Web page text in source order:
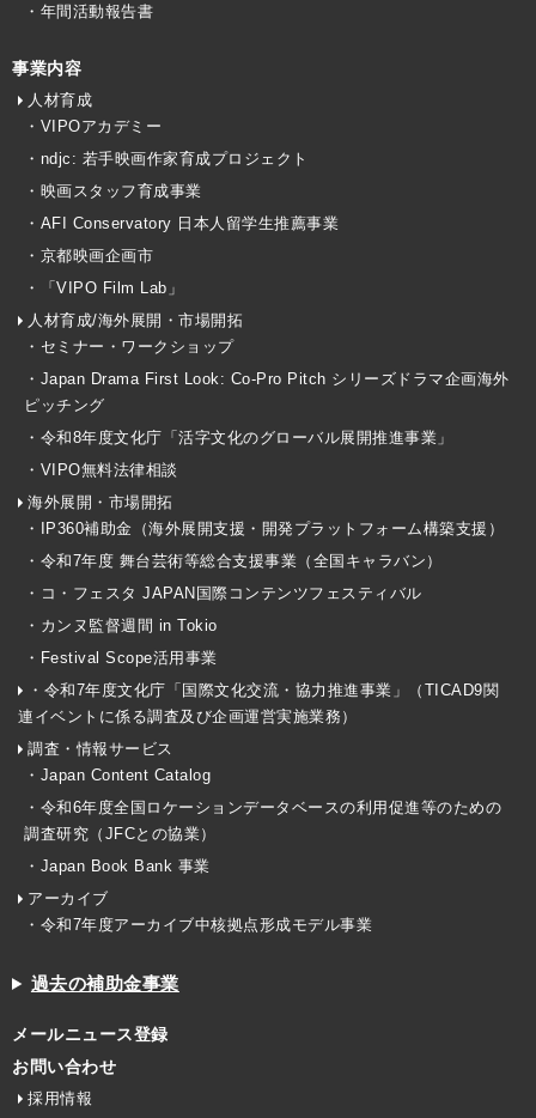
・年間活動報告書
事業内容
人材育成
・VIPOアカデミー
・ndjc: 若手映画作家育成プロジェクト
・映画スタッフ育成事業
・AFI Conservatory 日本人留学生推薦事業
・京都映画企画市
・「VIPO Film Lab」
人材育成/海外展開・市場開拓
・セミナー・ワークショップ
・Japan Drama First Look: Co-Pro Pitch シリーズドラマ企画海外
ピッチング
・令和8年度文化庁「活字文化のグローバル展開推進事業」
・VIPO無料法律相談
海外展開・市場開拓
・IP360補助金（海外展開支援・開発プラットフォーム構築支援）
・令和7年度 舞台芸術等総合支援事業（全国キャラバン）
・コ・フェスタ JAPAN国際コンテンツフェスティバル
・カンヌ監督週間 in Tokio
・Festival Scope活用事業
・令和7年度文化庁「国際文化交流・協力推進事業」（TICAD9関
連イベントに係る調査及び企画運営実施業務）
調査・情報サービス
・Japan Content Catalog
・令和6年度全国ロケーションデータベースの利用促進等のための
調査研究（JFCとの協業）
・Japan Book Bank 事業
アーカイブ
・令和7年度アーカイブ中核拠点形成モデル事業
過去の補助金事業
メールニュース登録
お問い合わせ
採用情報